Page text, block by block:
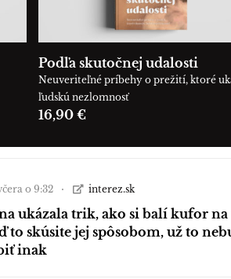
Podľa skutočnej udalosti
Neuveriteľné príbehy o prežití, ktoré
ľudskú nezlomnosť
16,90 €
o 9:32 interez.sk
ukázala trik, ako si balí kufor
to skúsite jej spôsobom, už to
inak